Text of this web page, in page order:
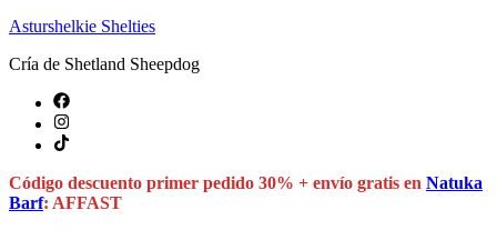
Asturshelkie Shelties
Cría de Shetland Sheepdog
Código descuento primer pedido 30% + envío gratis en Natuka
Barf: AFFAST